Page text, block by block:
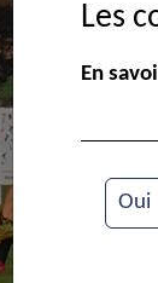
Les
En
Oui